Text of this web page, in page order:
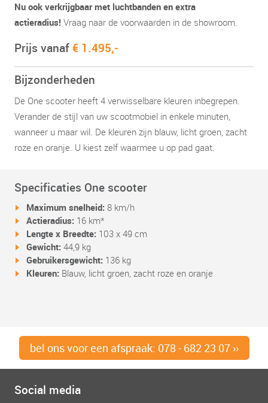
Nu ook verkrijgbaar met luchtbanden en extra
actieradius! Vraag naar de voorwaarden in de showroom.
Prijs vanaf€ 1.495,-
Bijzonderheden
De One scooter heeft 4 verwisselbare kleuren inbegrepen.
Verander de stijl van uw scootmobiel in enkele minuten,
wanneer u maar wil. De kleuren zijn blauw, licht groen, zacht
roze en oranje. U kiest zelf waarmee u op pad gaat.
Specificaties One scooter
Maximum snelheid: 8 km/h
Actieradius: 16 km*
Lengte x Breedte: 103 x 49 cm
Gewicht: 44,9 kg
Gebruikersgewicht: 136 kg
Kleuren: Blauw, licht groen, zacht roze en oranje
bel ons voor een afspraak: 078 - 682 23 07 ››
Social media